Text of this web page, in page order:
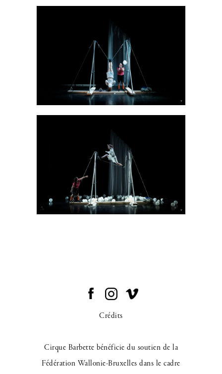
Crédits
Cirque Barbette bénéficie du soutien de la
Fédération Wallonie-Bruxelles dans le cadre